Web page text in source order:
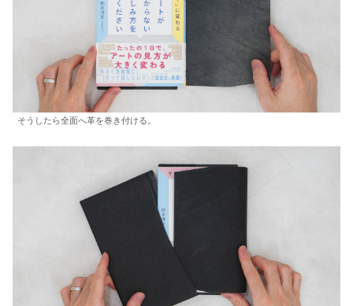
そうしたら全面へ革を巻き付ける。